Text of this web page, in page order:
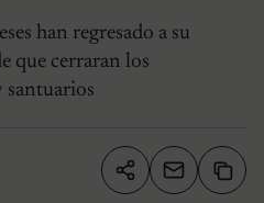
han regresado a su
que cerraran los
santuarios
Compartir